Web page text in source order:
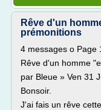
Rêve d'un
prémonitions
4 messages o Page
Rêve d'un homme
par Bleue » Ven 31
Bonsoir.
J'ai fais un rêve